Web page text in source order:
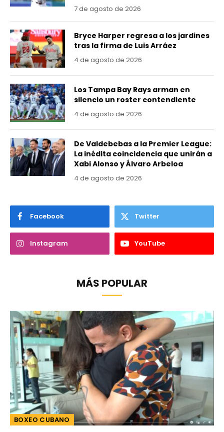
7 de agosto de 2026
Bryce Harper regresa a los jardines
tras la firma de Luis Arráez
4 de agosto de 2026
Los Tampa Bay Rays arman en
silencio un roster contendiente
4 de agosto de 2026
De Valdebebas a la Premier League:
La inédita coincidencia que unirán a
Xabi Alonso y Álvaro Arbeloa
4 de agosto de 2026
Facebook Twitter
Instagram YouTube
MÁS POPULAR
BOXEO CUBANO